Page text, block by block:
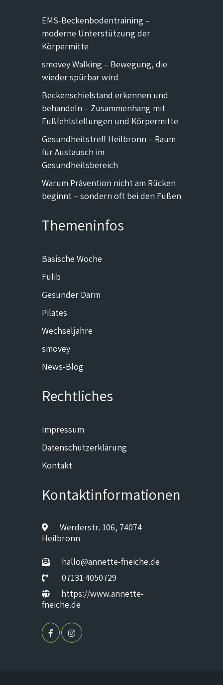
EMS-Beckenbodentraining –
moderne Unterstützung der
Körpermitte
smovey Walking – Bewegung, die
wieder spürbar wird
Beckenschiefstand erkennen und
behandeln – Zusammenhang mit
Fußfehlstellungen und Körpermitte
Gesundheitstreff Heilbronn – Raum
für Austausch im
Gesundheitsbereich
Warum Prävention nicht am Rücken
beginnt – sondern oft bei den Füßen
Themeninfos
Basische Woche
Fulib
Gesunder Darm
Pilates
Wechseljahre
smovey
News-Blog
Rechtliches
Impressum
Datenschutzerklärung
Kontakt
Kontaktinformationen
Werderstr. 106, 74074
Heilbronn
hallo@annette-fneiche.de
07131 4050729
https://www.annette-
fneiche.de